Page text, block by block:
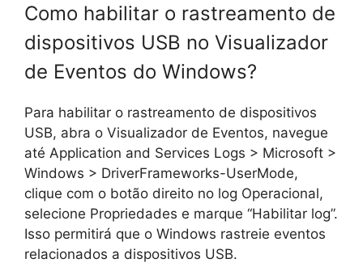
Como habilitar o rastreamento de
dispositivos USB no Visualizador
de Eventos do Windows?
Para habilitar o rastreamento de dispositivos
USB, abra o Visualizador de Eventos, navegue
até Application and Services Logs > Microsoft >
Windows > DriverFrameworks-UserMode,
clique com o botão direito no log Operacional,
selecione Propriedades e marque “Habilitar log”.
Isso permitirá que o Windows rastreie eventos
relacionados a dispositivos USB.